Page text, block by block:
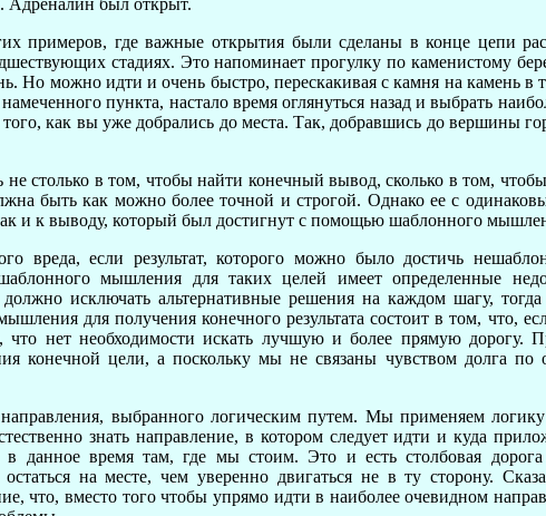
Адреналин был открыт.
примеров, где важные открытия были сделаны в конце цепи
стадиях. Это напоминает прогулку по каменистому
Но можно идти и очень быстро, перескакивая с камня на камень в
пункта, настало время оглянуться назад и выбрать
как вы уже добрались до места. Так, добравшись до вершины
не столько в том, чтобы найти конечный вывод, сколько в том,
быть как можно более точной и строгой. Однако ее с
и к выводу, который был достигнут с помощью шаблонного
вреда, если результат, которого можно было достичь
мышления для таких целей имеет определенные
исключать альтернативные решения на каждом шагу,
для получения конечного результата состоит в том, что,
что нет необходимости искать лучшую и более прямую дорогу.
конечной цели, а поскольку мы не связаны чувством долга
направления, выбранного логическим путем. Мы применяем
знать направление, в котором следует идти и куда
в данное время там, где мы стоим. Это и есть столбовая
на месте, чем уверенно двигаться не в ту сторону.
что, вместо того чтобы упрямо идти в наиболее очевидном